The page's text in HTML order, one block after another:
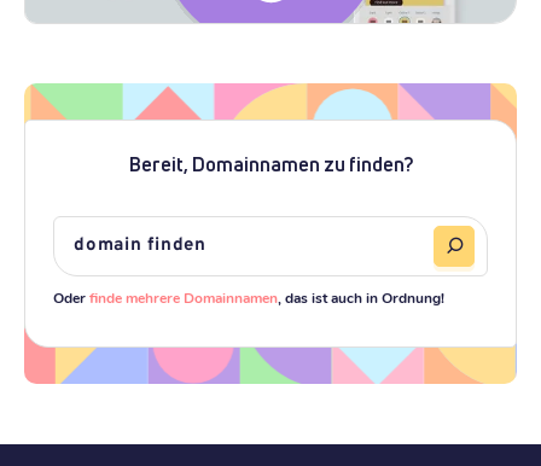
Bereit, Domainnamen zu finden?
Oderfinde mehrere Domainnamen , das ist auch in Ordnung!